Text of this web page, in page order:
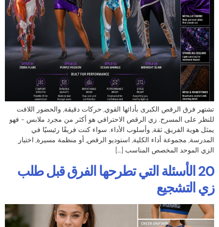
تشتهر فرق الرقص الكبرى بأدائها القوي, حركات دقيقة, والحضور اللافت
للنظر على المسرح. زي الرقص الاحترافي هو أكثر من مجرد ملابس - فهو
يمثل هوية الفريق, ثقة, وأسلوب الأداء. سواء كنت فريقًا رئيسيًا في
المدرسة, مجموعة أداء الكلية, استوديو الرقص, أو منظمة مسيرة, اختيار
الزي الموحد المخصص المناسب […]
20 الأسئلة التي تطرحها الفرق قبل طلب
زي التشجيع